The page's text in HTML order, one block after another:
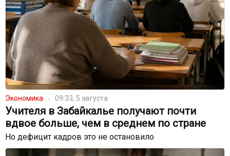
Экономика 09:33, 5 августа
Учителя в Забайкалье получают почти
вдвое больше, чем в среднем по стране
Но дефицит кадров это не остановило